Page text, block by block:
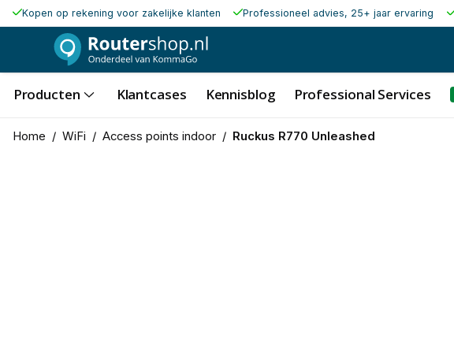
Kopen op rekening voor zakelijke klanten Professioneel advies, 25+ jaar ervaring
Producten Klantcases Kennisblog Professional Services
Home / WiFi / Access points indoor / Ruckus R770 Unleashed